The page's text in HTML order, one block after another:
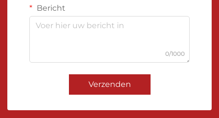
Bericht
0/1000
Verzenden